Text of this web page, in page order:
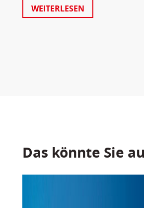
WEITERLESEN
Das könnte Sie